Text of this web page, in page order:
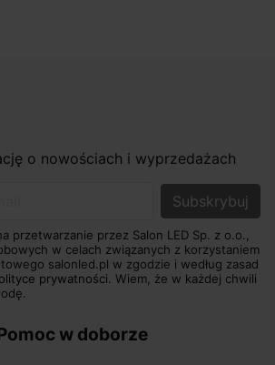
o nowościach i wyprzedażach
przetwarzanie przez Salon LED Sp. z o.o.,
w celach związanych z korzystaniem
salonled.pl w zgodzie i według zasad
prywatności. Wiem, że w każdej chwili
w doborze